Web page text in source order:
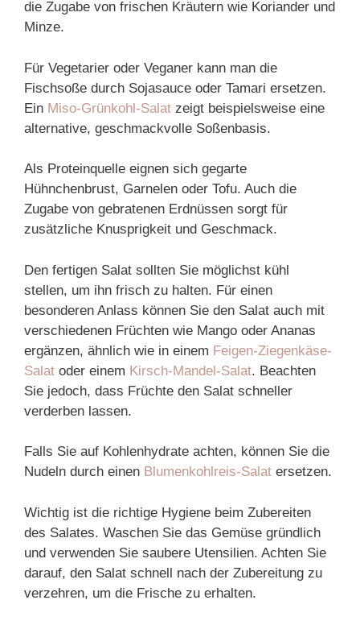
die Zugabe von frischen Kräutern wie Koriander und
Minze.
Für Vegetarier oder Veganer kann man die
Fischsoße durch Sojasauce oder Tamari ersetzen.
Ein Miso-Grünkohl-Salat zeigt beispielsweise eine
alternative, geschmackvolle Soßenbasis.
Als Proteinquelle eignen sich gegarte
Hühnchenbrust, Garnelen oder Tofu. Auch die
Zugabe von gebratenen Erdnüssen sorgt für
zusätzliche Knusprigkeit und Geschmack.
Den fertigen Salat sollten Sie möglichst kühl
stellen, um ihn frisch zu halten. Für einen
besonderen Anlass können Sie den Salat auch mit
verschiedenen Früchten wie Mango oder Ananas
ergänzen, ähnlich wie in einem Feigen-Ziegenkäse-
Salat oder einem Kirsch-Mandel-Salat. Beachten
Sie jedoch, dass Früchte den Salat schneller
verderben lassen.
Falls Sie auf Kohlenhydrate achten, können Sie die
Nudeln durch einen Blumenkohlreis-Salat ersetzen.
Wichtig ist die richtige Hygiene beim Zubereiten
des Salates. Waschen Sie das Gemüse gründlich
und verwenden Sie saubere Utensilien. Achten Sie
darauf, den Salat schnell nach der Zubereitung zu
verzehren, um die Frische zu erhalten.